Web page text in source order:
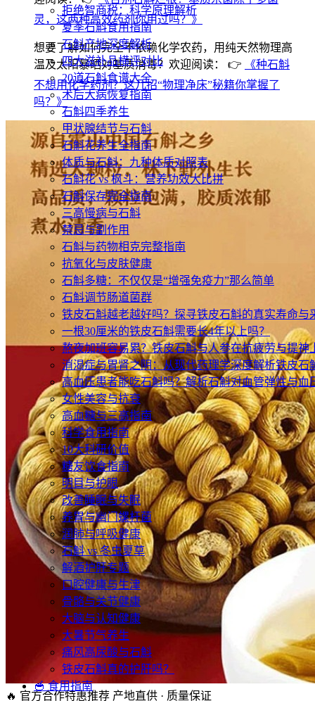
拒绝智商税：科学原理解析
夏季石斛食用指南
石斛产地深度解析
四大滋补品横评对比
20道石斛食谱大全
术后大病恢复指南
石斛四季养生
甲状腺结节与石斛
石斛花养生全指南
体质与石斛：九种体质对照表
石斛花 vs 枫斗：营养功效大比拼
石斛保存完全指南
三高慢病与石斛
禁忌与副作用
石斛与药物相克完整指南
抗氧化与皮肤健康
石斛多糖：不仅仅是“增强免疫力”那么简单
石斛调节肠道菌群
铁皮石斛越老越好吗？探寻铁皮石斛的真实寿命与
一根30厘米的铁皮石斛需要长4年以上吗？
熬夜加班容易累？铁皮石斛与人参在抗疲劳与提神
消渴症与胃肾之阴：从现代药理学深度解析铁皮石
高血压患者能吃石斛吗？解析石斛对血管弹性与血
女性美容与抗衰
高血糖与三高指南
科学食用指南
10大科研价值
糖友饮食指南
明目与护眼
改善睡眠与失眠
养胃与幽门螺杆菌
润肺与呼吸健康
石斛 vs 冬虫夏草
解酒护肝专题
口腔健康与生津
骨骼与关节健康
大脑与认知健康
大暑节气养生
痛风高尿酸与石斛
铁皮石斛真的护肝吗？
🥣 食用指南
灵，这两种高效药剂你用过吗？》
想要了解如何完全不依赖化学农药，用纯天然物理高
温及太阳暴晒对基质消毒？欢迎阅读： 👉
《种石斛
不想用化学药剂？这几招“物理净床”秘籍你掌握了
吗？》
🔥 官方合作特惠推荐 产地直供 · 质量保证